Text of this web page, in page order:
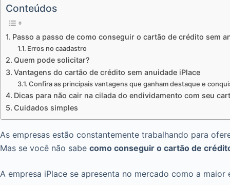
Conteúdos
Passo a passo de como conseguir o cartão de crédito sem
Erros no caadastro
Quem pode solicitar?
Vantagens do cartão de crédito sem anuidade iPlace
Confira as principais vantagens que ganham destaque e
Dicas para não cair na cilada do endividamento com seu
Cuidados simples
As empresas estão constantemente trabalhando para
Mas se você não sabe como conseguir o cartão de
A empresa iPlace se apresenta no mercado como a